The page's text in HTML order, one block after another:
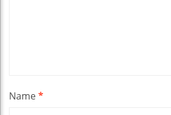
Name*